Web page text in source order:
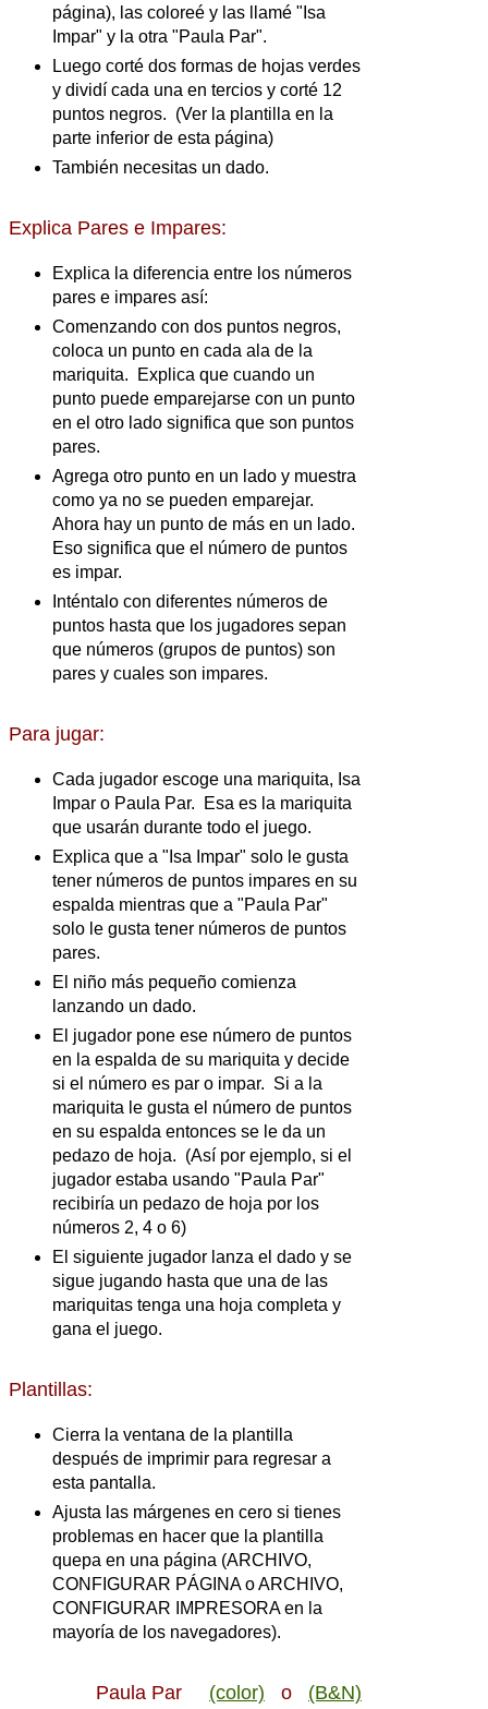
página), las coloreé y las llamé "Isa
Impar" y la otra "Paula Par".
Luego corté dos formas de hojas verdes
y dividí cada una en tercios y corté 12
puntos negros. (Ver la plantilla en la
parte inferior de esta página)
También necesitas un dado.
Explica Pares e Impares:
Explica la diferencia entre los números
pares e impares así:
Comenzando con dos puntos negros,
coloca un punto en cada ala de la
mariquita. Explica que cuando un
punto puede emparejarse con un punto
en el otro lado significa que son puntos
pares.
Agrega otro punto en un lado y muestra
como ya no se pueden emparejar.
Ahora hay un punto de más en un lado.
Eso significa que el número de puntos
es impar.
Inténtalo con diferentes números de
puntos hasta que los jugadores sepan
que números (grupos de puntos) son
pares y cuales son impares.
Para jugar:
Cada jugador escoge una mariquita, Isa
Impar o Paula Par. Esa es la mariquita
que usarán durante todo el juego.
Explica que a "Isa Impar" solo le gusta
tener números de puntos impares en su
espalda mientras que a "Paula Par"
solo le gusta tener números de puntos
pares.
El niño más pequeño comienza
lanzando un dado.
El jugador pone ese número de puntos
en la espalda de su mariquita y decide
si el número es par o impar. Si a la
mariquita le gusta el número de puntos
en su espalda entonces se le da un
pedazo de hoja. (Así por ejemplo, si el
jugador estaba usando "Paula Par"
recibiría un pedazo de hoja por los
números 2, 4 o 6)
El siguiente jugador lanza el dado y se
sigue jugando hasta que una de las
mariquitas tenga una hoja completa y
gana el juego.
Plantillas:
Cierra la ventana de la plantilla
después de imprimir para regresar a
esta pantalla.
Ajusta las márgenes en cero si tienes
problemas en hacer que la plantilla
quepa en una página (ARCHIVO,
CONFIGURAR PÁGINA o ARCHIVO,
CONFIGURAR IMPRESORA en la
mayoría de los navegadores).
Paula Par (color) o (B&N)